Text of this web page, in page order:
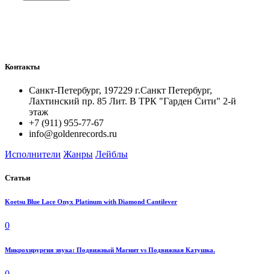
Контакты
Санкт-Петербург, 197229 г.Санкт Петербург,
Лахтинский пр. 85 Лит. B ТРК "Гарден Сити" 2-й
этаж
+7 (911) 955-77-67
info@goldenrecords.ru
Исполнители Жанры Лейблы
Статьи
Koetsu Blue Lace Onyx Platinum with Diamond Cantilever
0
Микрохирургия звука: Подвижный Магнит vs Подвижная Катушка.